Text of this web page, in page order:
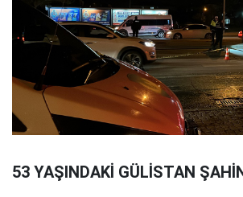
53 YAŞINDAKİ GÜLİSTAN